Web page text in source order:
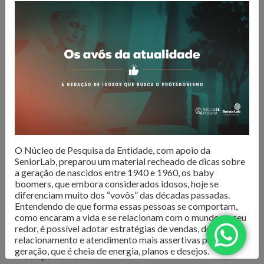
O Núcleo de Pesquisa do Sindilojas Porto Alegre realiza
levantamentos sobre as questões mais importantes para o
varejo da Capital. Dados de
intenção de compra,
resultado de vendas e comportamento do consumidor
são divulgados para que os lojistas possam organizar seus
negócios da melhor forma. Além disso, são produzidos
books com tendências e análises do mercado
inspirar os negócios em sua atualização e transformação.
Todos
Comportamento
O Núcleo de Pesquisa da Entidade, com apoio da
SeniorLab, preparou um material recheado de dicas sobre
a geração de nascidos entre 1940 e 1960, os baby
boomers, que embora considerados idosos, hoje se
diferenciam muito dos “vovôs” das décadas passadas.
Entendendo de que forma essas pessoas se comportam,
como encaram a vida e se relacionam com o mundo ao seu
redor, é possível adotar estratégias de vendas, de
relacionamento e atendimento mais assertivas para essa
geração, que é cheia de energia, planos e desejos.